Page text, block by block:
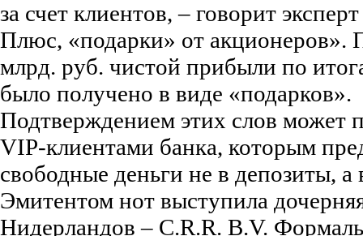
за счет клиентов, – говорит
Плюс, «подарки» от акционеров».
млрд. руб. чистой прибыли по
было получено в виде «подарков».
Подтверждением этих слов может
VIP-клиентами банка, которым
свободные деньги не в депозиты,
Эмитентом нот выступила
Нидерландов – C.R.R. B.V.